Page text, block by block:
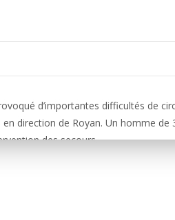
d’importantes difficultés de
direction de Royan. Un homme
des secours.